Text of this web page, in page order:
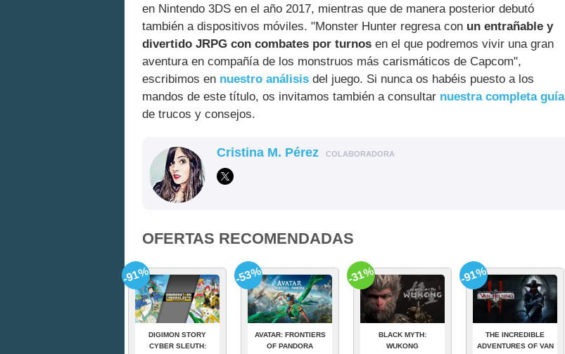
en Nintendo 3DS en el año 2017, mientras que de manera posterior debutó
también a dispositivos móviles. "Monster Hunter regresa con un entrañable y
divertido JRPG con combates por turnos en el que podremos vivir una gran
aventura en compañía de los monstruos más carismáticos de Capcom",
escribimos en nuestro análisis del juego. Si nunca os habéis puesto a los
mandos de este título, os invitamos también a consultar nuestra completa guía
de trucos y consejos.
Cristina M. Pérez COLABORADORA
OFERTAS RECOMENDADAS
DIGIMON STORY
CYBER SLEUTH:
-91%
AVATAR: FRONTIERS
OF PANDORA
-53%
BLACK MYTH:
WUKONG
-31%
THE INCREDIBLE
ADVENTURES OF VAN
-91%